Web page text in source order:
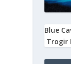
Blue
Trogir